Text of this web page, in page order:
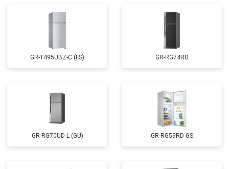
GR-T495UBZ-C (FS) GR-RG74RD
GR-RG70UD-L (GU) GR-RG59RD-GS